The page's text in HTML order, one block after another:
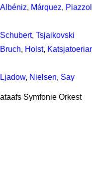
Albéniz, Márquez,
Schubert, Tsjaikovski
Bruch, Holst,
Ljadow, Nielsen, Say
Symfonie Orkest